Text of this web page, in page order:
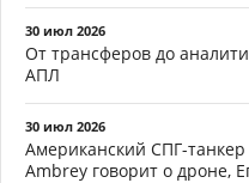
30 июл 2026
От трансферов до
АПЛ
30 июл 2026
Американский СПГ-
Ambrey говорит о дроне,